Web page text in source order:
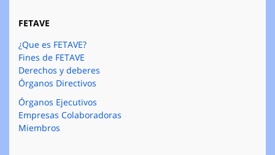
FETAVE
¿Que es FETAVE?
Fines de FETAVE
Derechos y deberes
Órganos Directivos
Órganos Ejecutivos
Empresas Colaboradoras
Miembros